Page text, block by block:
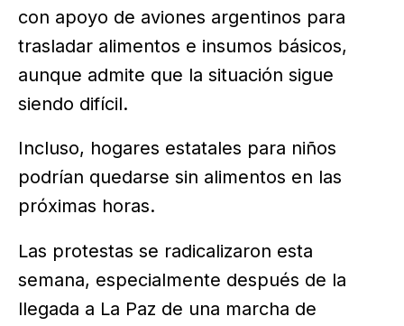
con apoyo de aviones argentinos para
trasladar alimentos e insumos básicos,
aunque admite que la situación sigue
siendo difícil.
Incluso, hogares estatales para niños
podrían quedarse sin alimentos en las
próximas horas.
Las protestas se radicalizaron esta
semana, especialmente después de la
llegada a La Paz de una marcha de